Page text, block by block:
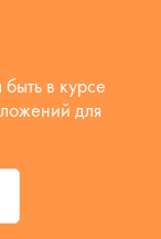
в курсе
для